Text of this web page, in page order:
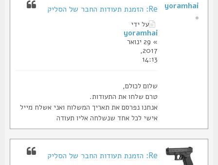
Re: הזמנת תעודות החבר של הסליק
על ידי
yoramhai
» 29 ינואר
2017,
14:13
שלום לכולם,
טרם שלחו את התעודות.
אנחנו נפרסם את תאריך המשלוח ואני אשלח מייל
אישי לכל אחד שנשלחה אליו תעודה
yoramhai
Re: הזמנת תעודות החבר של הסליק